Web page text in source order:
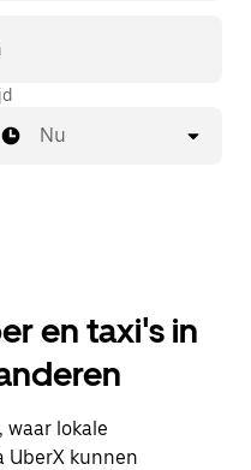
Nu
en taxi's in
waar lokale
UberX kunnen